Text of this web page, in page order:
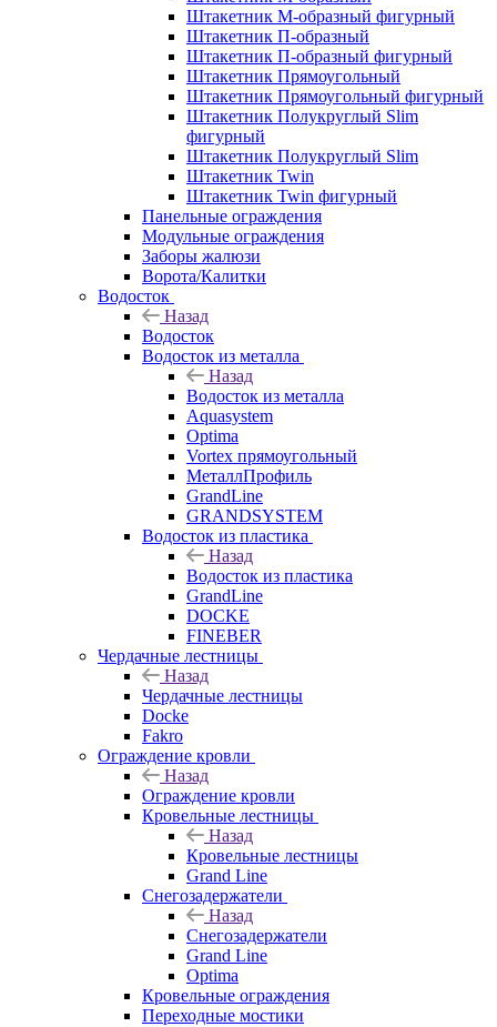
Штакетник М-образный фигурный
Штакетник П-образный
Штакетник П-образный фигурный
Штакетник Прямоугольный
Штакетник Прямоугольный фигурный
Штакетник Полукруглый Slim
фигурный
Штакетник Полукруглый Slim
Штакетник Twin
Штакетник Twin фигурный
Панельные ограждения
Модульные ограждения
Заборы жалюзи
Ворота/Калитки
Водосток
Назад
Водосток
Водосток из металла
Назад
Водосток из металла
Aquasystem
Optima
Vortex прямоугольный
МеталлПрофиль
GrandLine
GRANDSYSTEM
Водосток из пластика
Назад
Водосток из пластика
GrandLine
DOCKE
FINEBER
Чердачные лестницы
Назад
Чердачные лестницы
Docke
Fakro
Ограждение кровли
Назад
Ограждение кровли
Кровельные лестницы
Назад
Кровельные лестницы
Grand Line
Снегозадержатели
Назад
Снегозадержатели
Grand Line
Optima
Кровельные ограждения
Переходные мостики